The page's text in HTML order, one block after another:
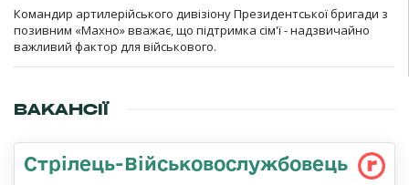
Командир артилерійського дивізіону Президентської бригади з
позивним «Махно» вважає, що підтримка сім'ї - надзвичайно
важливий фактор для військового.
ВАКАНСІЇ
Стрілець-Військовослужбовець